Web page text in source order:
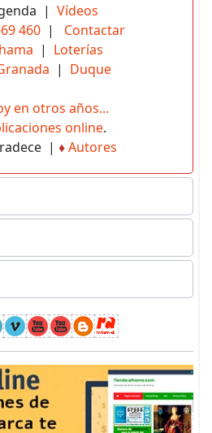
| Vídeos
460 | Contactar
| Loterías
| Duque
en otros años...
online.
| ♦Autores